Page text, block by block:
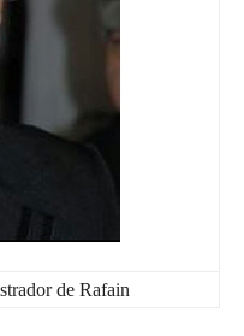
de Rafain